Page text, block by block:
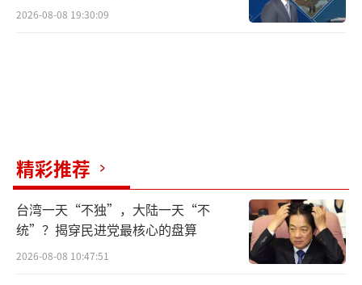
2026-08-08 19:30:09
精彩推荐
台湾一天“不独”，大陆一天“不
统”？揭穿民进党最核心的盘算
2026-08-08 10:47:51